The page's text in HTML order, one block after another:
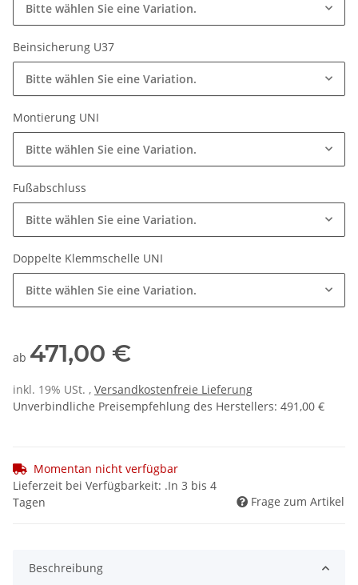
Bitte wählen Sie eine Variation.
Beinsicherung U37
Bitte wählen Sie eine Variation.
Montierung UNI
Bitte wählen Sie eine Variation.
Fußabschluss
Bitte wählen Sie eine Variation.
Doppelte Klemmschelle UNI
Bitte wählen Sie eine Variation.
ab 471,00 €
inkl. 19% USt. , Versandkostenfreie Lieferung
Unverbindliche Preisempfehlung des Herstellers: 491,00 €
Momentan nicht verfügbar
Lieferzeit bei Verfügbarkeit: .In 3 bis 4
Tagen
Frage zum Artikel
Beschreibung